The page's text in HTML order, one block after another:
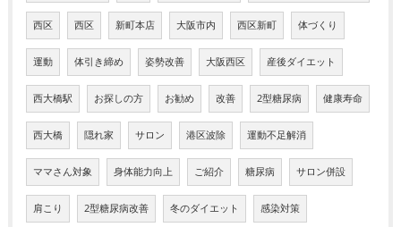
西区 西区 新町本店 大阪市内 西区新町 体づくり
運動 体引き締め 姿勢改善 大阪西区 産後ダイエット
西大橋駅 お探しの方 お勧め 改善 2型糖尿病 健康寿命
西大橋 隠れ家 サロン 港区波除 運動不足解消
ママさん対象 身体能力向上 ご紹介 糖尿病 サロン併設
肩こり 2型糖尿病改善 冬のダイエット 感染対策